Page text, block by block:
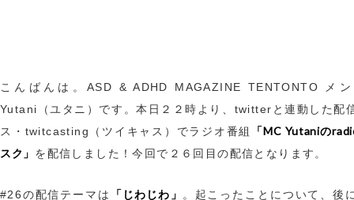
こんばんは。ASD & ADHD MAGAZINE TENTONTO メ
Yutani（ユタニ）です。本日２２時より、twitterと連動した配
ス・twitcasting（ツイキャス）でラジオ番組
「MC Yutaniの
スク」 を配信しました！今回で２６回目の配信となります。
#26の配信テーマは 「じわじわ」
。起こったことについて、後